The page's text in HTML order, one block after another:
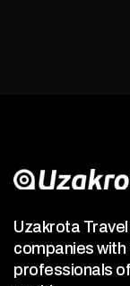
Uzakrota
companies
professionals